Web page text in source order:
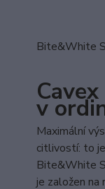
v
Maximální
citlivostí: to
Bite&White
je založen na